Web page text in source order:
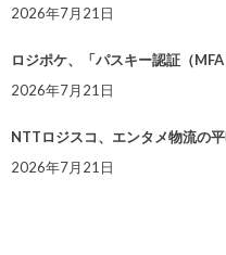
2026年7月21日
ロジポケ、「パスキー認証（
2026年7月21日
NTTロジスコ、エンタメ物流の
2026年7月21日